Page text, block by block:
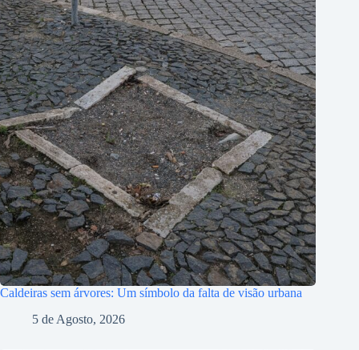
Caldeiras sem árvores: Um símbolo da falta de visão urbana
5 de Agosto, 2026